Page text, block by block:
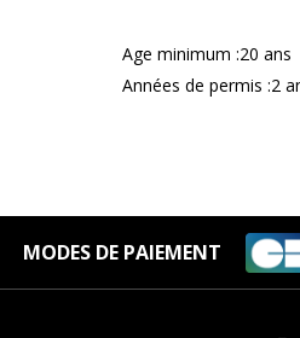
Age minimum :20 ans
Années de permis :2
MODES DE PAIEMENT